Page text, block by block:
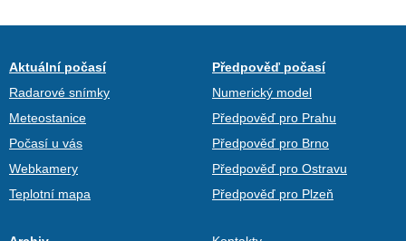
Aktuální počasí
Radarové snímky
Meteostanice
Počasí u vás
Webkamery
Teplotní mapa
Předpověď počasí
Numerický model
Předpověď pro Prahu
Předpověď pro Brno
Předpověď pro Ostravu
Předpověď pro Plzeň